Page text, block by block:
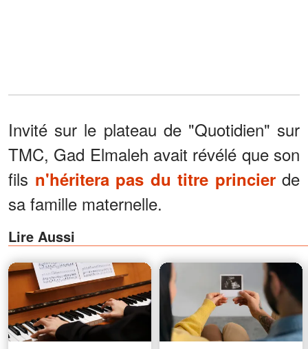
Invité sur le plateau de "Quotidien" sur
TMC, Gad Elmaleh avait révélé que son
fils n'héritera pas du titre princierde
sa famille maternelle.
Lire Aussi